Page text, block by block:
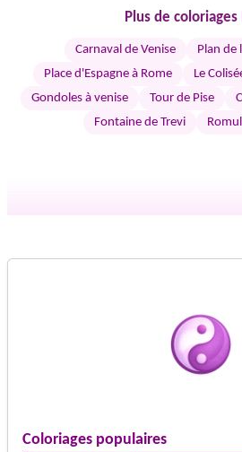
Coloriages populaires
Plus de
Carnaval de Venise
Plan de
Place d'Espagne à Rome
Le
Gondoles à venise
Tour de Pise
Fontaine de Trevi